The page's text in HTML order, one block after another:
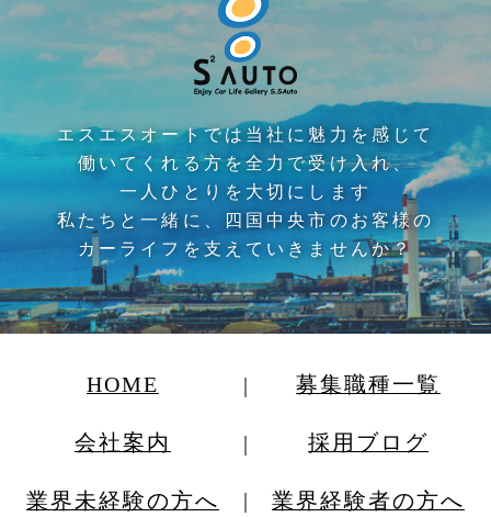
エスエスオートでは当社に魅力を感じて
働いてくれる方を全力で受け入れ、
一人ひとりを大切にします
私たちと一緒に、四国中央市のお客様の
カーライフを支えていきませんか？
HOME 募集職種一覧
採用ブログ
会社案内
業界未経験の方へ 業界経験者の方へ